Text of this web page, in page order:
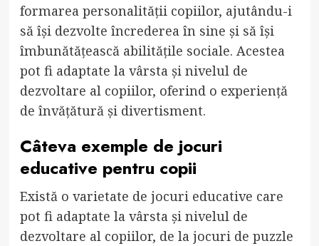
formarea personalității copiilor, ajutându-i
să își dezvolte încrederea în sine și să își
îmbunătățească abilitățile sociale. Acestea
pot fi adaptate la vârsta și nivelul de
dezvoltare al copiilor, oferind o experiență
de învățătură și divertisment.
Câteva exemple de jocuri
educative pentru copii
Există o varietate de jocuri educative care
pot fi adaptate la vârsta și nivelul de
dezvoltare al copiilor, de la jocuri de puzzle